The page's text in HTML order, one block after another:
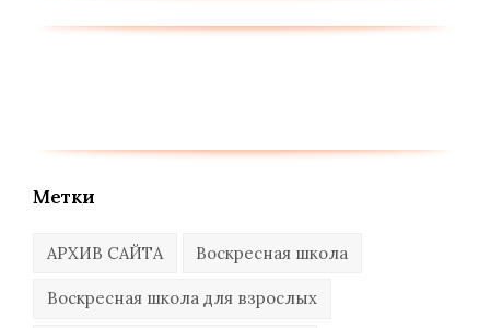
Метки
АРХИВ САЙТА Воскресная школа
Воскресная школа для взрослых